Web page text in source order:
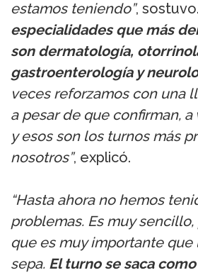
estamos teniendo”, sostuvo.
especialidades que más
son dermatología,
gastroenterología y
veces reforzamos con una
a pesar de que confirman,
y esos son los turnos más
nosotros”, explicó.
“Hasta ahora no hemos
problemas. Es muy
que es muy importante
sepa. El turno se saca